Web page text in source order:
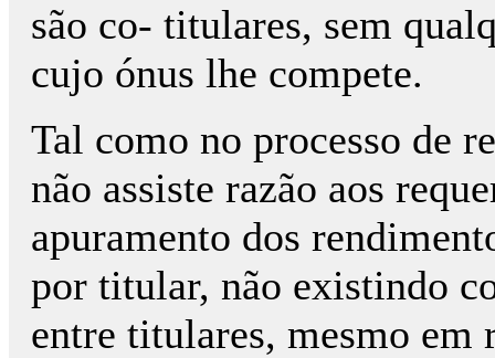
são co- titulares, sem
cujo ónus lhe compete.
Tal como no processo de
não assiste razão aos
apuramento dos
por titular, não existindo
entre titulares, mesmo em